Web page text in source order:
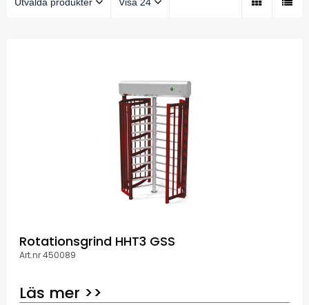
Rotationsgrind HHT3 GSS
Art.nr 450089
Läs mer >>